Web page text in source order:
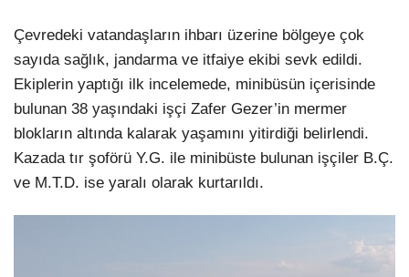
Çevredeki vatandaşların ihbarı üzerine bölgeye çok
sayıda sağlık, jandarma ve itfaiye ekibi sevk edildi.
Ekiplerin yaptığı ilk incelemede, minibüsün içerisinde
bulunan 38 yaşındaki işçi Zafer Gezer’in mermer
blokların altında kalarak yaşamını yitirdiği belirlendi.
Kazada tır şoförü Y.G. ile minibüste bulunan işçiler B.Ç.
ve M.T.D. ise yaralı olarak kurtarıldı.